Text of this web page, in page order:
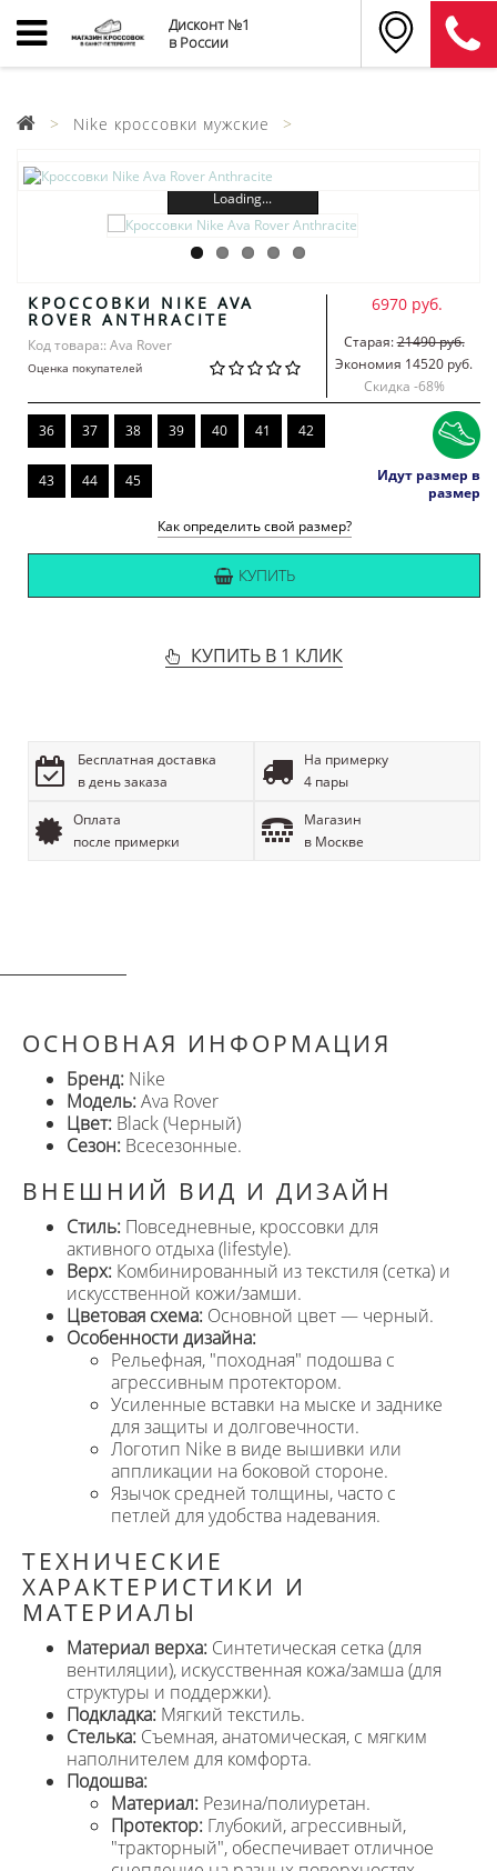
Дисконт №1
в России
Nike кроссовки мужские
Loading...
КРОССОВКИ NIKE AVA
ROVER ANTHRACITE
Код товара:: Ava Rover
Оценка покупателей
6970 руб.
Старая:21490 руб.
Экономия 14520 руб.
Скидка -68%
36 37 38 39 40 41 42
43 44 45
Идут размер в
размер
Как определить свой размер?
КУПИТЬ
КУПИТЬ В 1 КЛИК
Бесплатная доставка
в день заказа
На примерку
4 пары
Оплата
после примерки
Магазин
в Москве
ОСНОВНАЯ ИНФОРМАЦИЯ
Бренд: Nike
Модель:Ava Rover
Цвет: Black (Черный)
Сезон: Всесезонные.
ВНЕШНИЙ ВИД И ДИЗАЙН
Стиль: Повседневные, кроссовки для
активного отдыха (lifestyle).
Верх: Комбинированный из текстиля (сетка) и
искусственной кожи/замши.
Цветовая схема: Основной цвет — черный.
Особенности дизайна:
Рельефная, "походная" подошва с
агрессивным протектором.
Усиленные вставки на мыске и заднике
для защиты и долговечности.
Логотип Nike в виде вышивки или
аппликации на боковой стороне.
Язычок средней толщины, часто с
петлей для удобства надевания.
ТЕХНИЧЕСКИЕ
ХАРАКТЕРИСТИКИ И
МАТЕРИАЛЫ
Материал верха: Синтетическая сетка (для
вентиляции), искусственная кожа/замша (для
структуры и поддержки).
Подкладка: Мягкий текстиль.
Стелька: Съемная, анатомическая, с мягким
наполнителем для комфорта.
Подошва:
Материал: Резина/полиуретан.
Протектор: Глубокий, агрессивный,
"тракторный", обеспечивает отличное